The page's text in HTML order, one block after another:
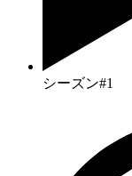
シーズン#1